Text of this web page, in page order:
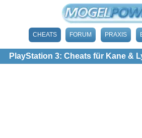
CHEATS FORUM PRAXIS
PlayStation 3: Cheats für Kane &